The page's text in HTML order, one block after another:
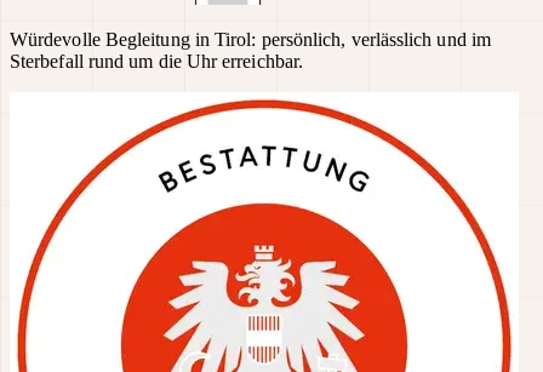
Würdevolle Begleitung in Tirol: persönlich, verlässlich und im
Sterbefall rund um die Uhr erreichbar.